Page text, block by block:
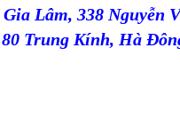
Lâm, 338 Nguyễn
Trung Kính, Hà